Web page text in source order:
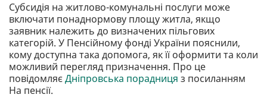
Субсидія на житлово-комунальні послуги може
включати понаднормову площу житла, якщо
заявник належить до визначених пільгових
категорій. У Пенсійному фонді України пояснили,
кому доступна така допомога, як її оформити та коли
можливий перегляд призначення. Про це
повідомляєДніпровська порадниця з посиланням
На пенсії.